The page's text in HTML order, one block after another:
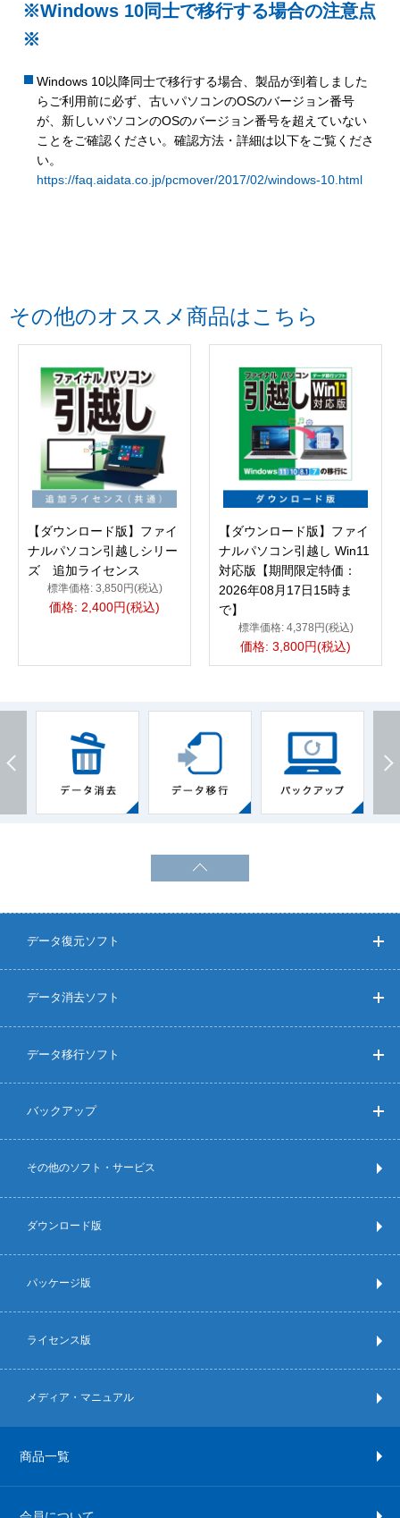
※Windows 10同士で移行する場合の注意点
※
Windows 10以降同士で移行する場合、製品が到着しました
らご利用前に必ず、古いパソコンのOSのバージョン番号
が、新しいパソコンのOSのバージョン番号を超えていない
ことをご確認ください。確認方法・詳細は以下をご覧くださ
い。
https://faq.aidata.co.jp/pcmover/2017/02/windows-10.html
その他のオススメ商品はこちら
【ダウンロード版】ファイ
ナルパソコン引越しシリー
ズ 追加ライセンス
標準価格: 3,850円(税込)
価格: 2,400円(税込)
【ダウンロード版】ファイ
ナルパソコン引越し Win11
対応版【期間限定特価：
2026年08月17日15時ま
で】
標準価格: 4,378円(税込)
価格: 3,800円(税込)
データ復元ソフト
データ消去ソフト
データ移行ソフト
バックアップ
その他のソフト・サービス
ダウンロード版
パッケージ版
ライセンス版
メディア・マニュアル
商品一覧